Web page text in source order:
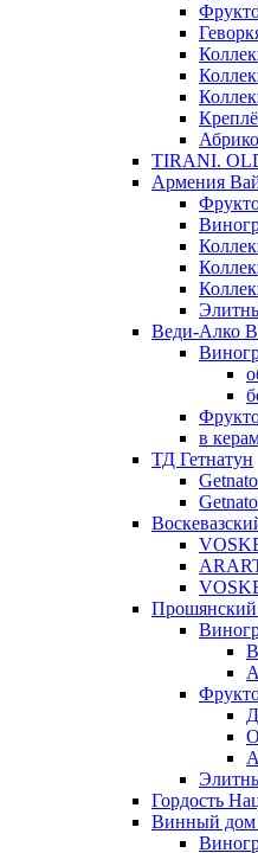
TIRANI.
Армения
Веди-Алко
в
ТД Гетнатун
Гордость
Винный дом